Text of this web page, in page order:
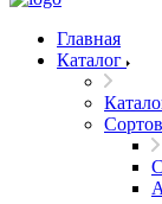
Главная
Каталог